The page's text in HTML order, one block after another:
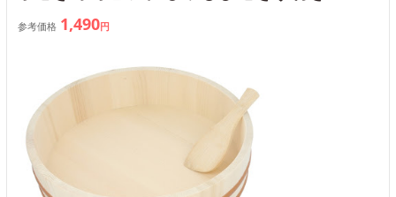
参考価格 1,490円